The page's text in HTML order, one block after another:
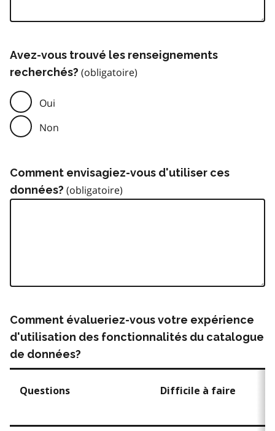
Avez-vous trouvé les renseignements
recherchés?
Oui
Non
Comment envisagiez-vous d'utiliser ces
données?
Comment évalueriez-vous votre expérience
d'utilisation des fonctionnalités du catalogue
de données?
Questions Difficile à faire